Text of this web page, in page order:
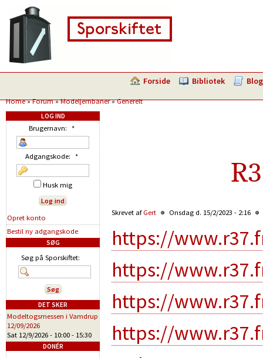
Forside Bibliotek Blog
Home»Forum»Modeljernbaner»Generelt
Skrevet af Gert Onsdag d. 15/2/2023 - 2:16
https://
https://
https://
https://
LOG IND
Brugernavn: *
Adgangskode: *
Husk mig
Opret konto
Bestil ny adgangskode
SØG
Søg på Sporskiftet:
DET SKER
Modeltogsmessen i Vamdrup
12/09/2026
Sat 12/9/2026 - 10:00 - 15:30
DONÉR